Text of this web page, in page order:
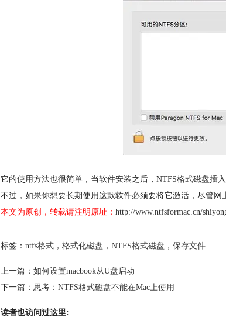
它的使用方法也很简单，当软件安装之后，NTFS格式磁盘插
不过，如果你想要长期使用这款软件必须要将它激活，尽管
本文为原创，转载请注明原址： http://www.ntfsformac.cn/
标签： ntfs格式 ， 格式化磁盘 ， NTFS格式磁盘 ， 保存文件
上一篇： 如何设置macbook从U盘启动
下一篇： 思考：NTFS格式磁盘不能在Mac上使用
读者也访问过这里: